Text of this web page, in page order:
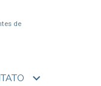
de
expand_more